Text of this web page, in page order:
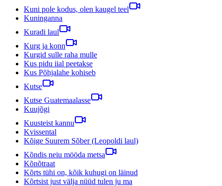
Kuni pole kodus, olen kaugel teel
Kuninganna
Kuradi laul
Kurg ja konn
Kurgid sulle raha mulle
Kus pidu iial peetakse
Kus Põhjalahe kohiseb
Kutse
Kutse Guatemaalasse
Kuujõgi
Kuusteist kannu
Kvissental
Kõige Suurem Sõber (Leopoldi laul)
Kõndis neiu mööda metsa
Kõnõtraat
Kõrts tühi on, kõik kuhugi on läinud
Kõrtsist just välja nüüd tulen ju ma